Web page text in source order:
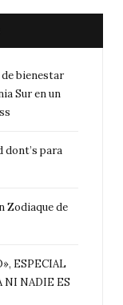
de bienestar
Sur en un
dont’s para
Zodiaque de
ESPECIAL
NI NADIE ES